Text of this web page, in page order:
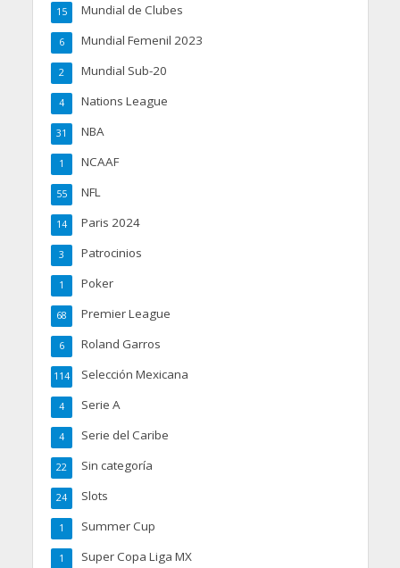
Mundial de Clubes
15
Mundial Femenil 2023
6
Mundial Sub-20
2
Nations League
4
NBA
31
NCAAF
1
NFL
55
Paris 2024
14
Patrocinios
3
Poker
1
Premier League
68
Roland Garros
6
Selección Mexicana
114
Serie A
4
Serie del Caribe
4
Sin categoría
22
Slots
24
Summer Cup
1
Super Copa Liga MX
1